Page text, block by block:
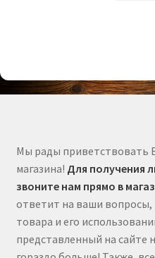
Мы рады приветствовать
магазина! Для получения
звоните нам прямо в
ответит на ваши вопросы,
товара и его
представленный на сайте